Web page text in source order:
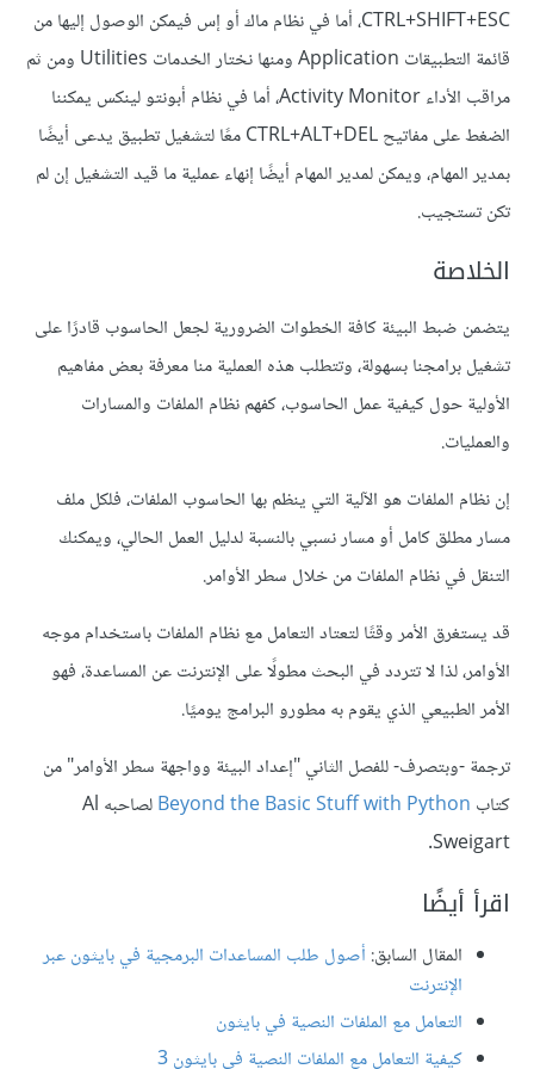
CTRL+SHIFT+ESC، أما في نظام ماك أو إس فيمكن الوصول إليها من
قائمة التطبيقات Application ومنها نختار الخدمات Utilities ومن ثم
مراقب الأداء Activity Monitor، أما في نظام أبونتو لينكس يمكننا
الضغط على مفاتيح CTRL+ALT+DEL معًا لتشغيل تطبيق يدعى أيضًا
بمدير المهام، ويمكن لمدير المهام أيضًا إنهاء عملية ما قيد التشغيل إن لم
تكن تستجيب.
الخلاصة
يتضمن ضبط البيئة كافة الخطوات الضرورية لجعل الحاسوب قادرًا على
تشغيل برامجنا بسهولة، وتتطلب هذه العملية منا معرفة بعض مفاهيم
الأولية حول كيفية عمل الحاسوب، كفهم نظام الملفات والمسارات
والعمليات.
إن نظام الملفات هو الآلية التي ينظم بها الحاسوب الملفات، فلكل ملف
مسار مطلق كامل أو مسار نسبي بالنسبة لدليل العمل الحالي، ويمكنك
التنقل في نظام الملفات من خلال سطر الأوامر.
قد يستغرق الأمر وقتًا لتعتاد التعامل مع نظام الملفات باستخدام موجه
الأوامر، لذا لا تتردد في البحث مطولًا على الإنترنت عن المساعدة، فهو
الأمر الطبيعي الذي يقوم به مطورو البرامج يوميًا.
ترجمة -وبتصرف- للفصل الثاني "إعداد البيئة وواجهة سطر الأوامر" من
كتاب Beyond the Basic Stuff with Python
لصاحبه Al
Sweigart.
اقرأ أيضًا
المقال السابق: أصول طلب المساعدات البرمجية في بايثون عبر
الإنترنت
التعامل مع الملفات النصية في بايثون
كيفية التعامل مع الملفات النصية في بايثون 3